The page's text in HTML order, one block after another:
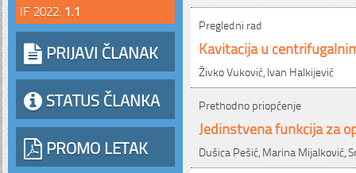
IF 2022: 1.1
PRIJAVI ČLANAK
STATUS ČLANKA
PROMO LETAK
Pregledni rad
Kavitacija u
Živko Vuković, Ivan Halkijević
Prethodno priopćenje
Jedinstvena funkcija za
Dušica Pešić, Marina Mijalković,